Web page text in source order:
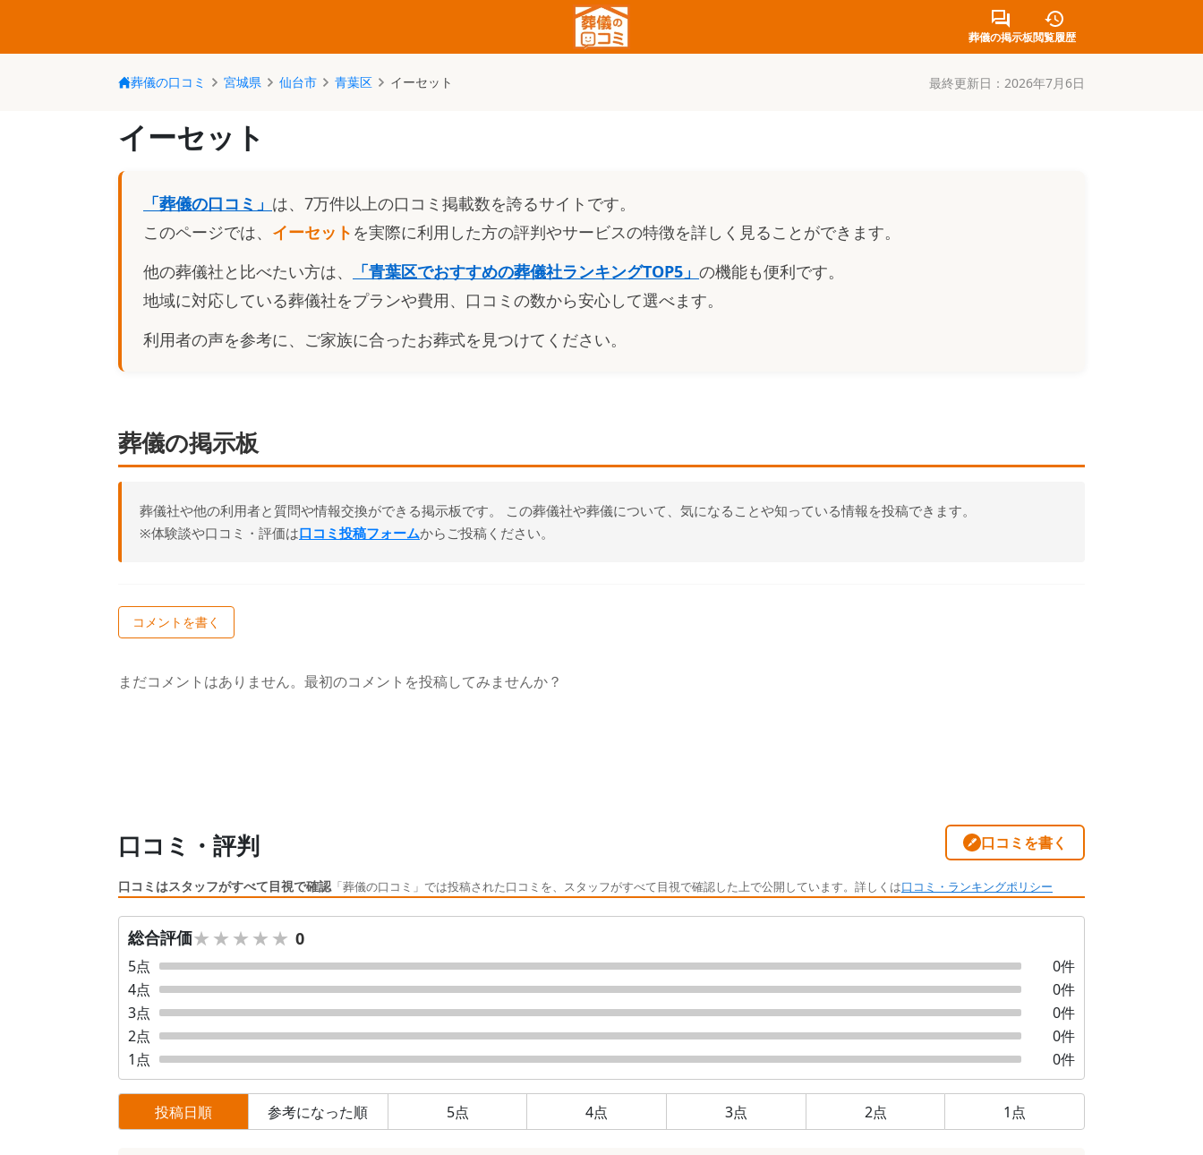
葬儀の掲示板閲覧履歴
葬儀の口コミ 宮城県 仙台市 青葉区 イーセット 最終更新日： 2026年7月6日
イーセット
「葬儀の口コミ」 は、7万件以上の口コミ掲載数を誇るサイトです。
このページでは、 イーセット を実際に利用した方の評判やサービスの特徴を詳しく見ることができます。
他の葬儀社と比べたい方は、
「青葉区でおすすめの葬儀社ランキングTOP5 」 の機能も便利です。
地域に対応している葬儀社をプランや費用、口コミの数から安心して選べます。
利用者の声を参考に、ご家族に合ったお葬式を見つけてください。
葬儀の掲示板
葬儀社や他の利用者と質問や情報交換ができる掲示板です。 この葬儀社や葬儀について、気になることや知っている情報を投稿できます。
※体験談や口コミ・評価は口コミ投稿フォームからご投稿ください。
コメントを書く
まだコメントはありません。最初のコメントを投稿してみませんか？
口コミ・評判 口コミを書く
口コミはスタッフがすべて目視で確認「葬儀の口コミ」では投稿された口コミを、スタッフがすべて目視で確認した上で公開しています。詳しくは口コミ・ランキングポリシー
総合評価★★★★★
★★★★★ 0
5点 0件
4点 0件
3点 0件
2点 0件
1 点 0件
投稿日順 参考になった順 5点 4点 3点 2点 1 点